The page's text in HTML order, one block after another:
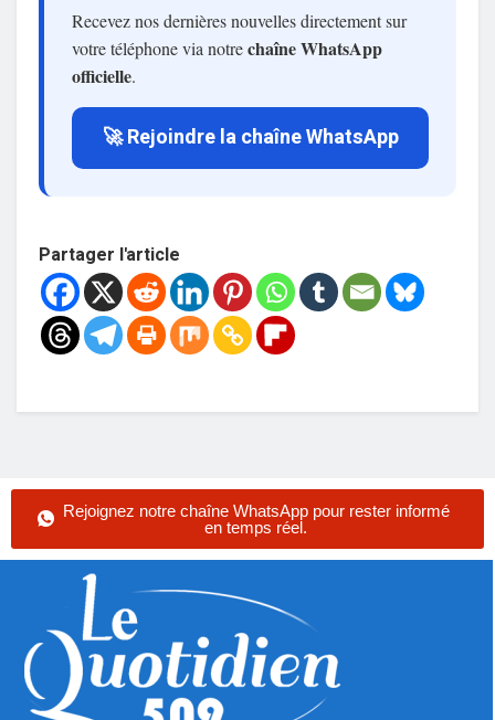
Recevez nos dernières nouvelles directement sur
votre téléphone via notrechaîne WhatsApp
officielle.
🚀 Rejoindre la chaîne WhatsApp
Partager l'article
Rejoignez notre chaîne WhatsApp pour rester informé
en temps réel.